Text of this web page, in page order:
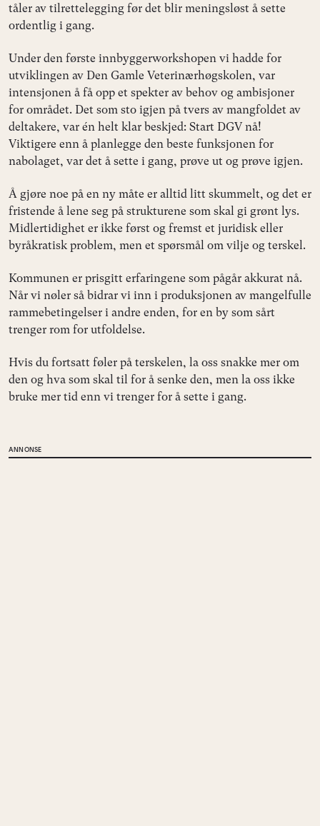
tåler av tilrettelegging før det blir meningsløst å sette
ordentlig i gang.
Under den første innbyggerworkshopen vi hadde for
utviklingen av Den Gamle Veterinærhøgskolen, var
intensjonen å få opp et spekter av behov og ambisjoner
for området. Det som sto igjen på tvers av mangfoldet av
deltakere, var én helt klar beskjed: Start DGV nå!
Viktigere enn å planlegge den beste funksjonen for
nabolaget, var det å sette i gang, prøve ut og prøve igjen.
Å gjøre noe på en ny måte er alltid litt skummelt, og det er
fristende å lene seg på strukturene som skal gi grønt lys.
Midlertidighet er ikke først og fremst et juridisk eller
byråkratisk problem, men et spørsmål om vilje og terskel.
Kommunen er prisgitt erfaringene som pågår akkurat nå.
Når vi nøler så bidrar vi inn i produksjonen av mangelfulle
rammebetingelser i andre enden, for en by som sårt
trenger rom for utfoldelse.
Hvis du fortsatt føler på terskelen, la oss snakke mer om
den og hva som skal til for å senke den, men la oss ikke
bruke mer tid enn vi trenger for å sette i gang.
ANNONSE